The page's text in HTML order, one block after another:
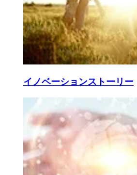
イノベーションストーリー